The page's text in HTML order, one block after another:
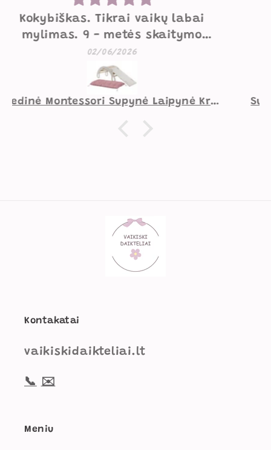
Mielos supynės
Labai mielos, gražios, geros
kokybės supynės. Mažesniam
vaikui norėtųsi pakietinimo
užpakaliui, didesniam viskas
gerai.
07/05/2026
Kontakatai
vaikiskidaikteliai.lt
📞 ✉️
Meniu